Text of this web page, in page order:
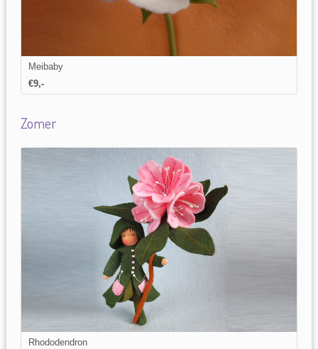
Meibaby
€9,-
Zomer
Rhododendron